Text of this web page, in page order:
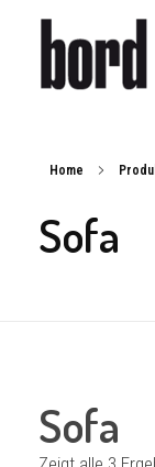
Home
Sofa
Sofa